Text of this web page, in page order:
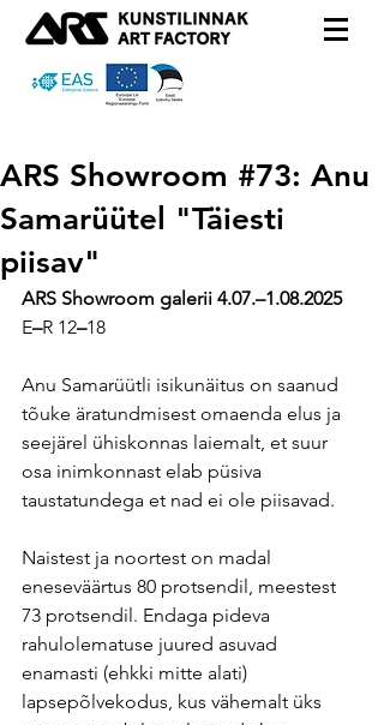
ARS Showroom #73: Anu
Samarüütel "Täiesti
piisav"
ARS Showroom galerii 4.07.–1.08.2025
E–R 12–18
Anu Samarüütli isikunäitus on saanud
tõuke äratundmisest omaenda elus ja
seejärel ühiskonnas laiemalt, et suur
osa inimkonnast elab püsiva
taustatundega et nad ei ole piisavad.
Naistest ja noortest on madal
eneseväärtus 80 protsendil, meestest
73 protsendil. Endaga pideva
rahulolematuse juured asuvad
enamasti (ehkki mitte alati)
lapsepõlvekodus, kus vähemalt üks